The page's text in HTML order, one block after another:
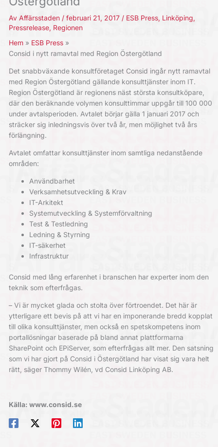
Av Affärsstaden / februari 21, 2017 / ESB Press, Linköping,
Pressrelease, Regionen
Hem
ESB Press
Consid i nytt ramavtal med Region Östergötland
Det snabbväxande konsultföretaget Consid ingår nytt ramavtal
med Region Östergötland gällande konsulttjänster inom IT.
Region Östergötland är regionens näst största konsultköpare,
där den beräknande volymen konsulttimmar uppgår till 100 000
under avtalsperioden. Avtalet börjar gälla 1 januari 2017 och
sträcker sig inledningsvis över två år, men möjlighet två års
förlängning.
Avtalet omfattar konsulttjänster inom samtliga nedanstående
områden:
Användbarhet
Verksamhetsutveckling & Krav
IT-Arkitekt
Systemutveckling & Systemförvaltning
Test & Testledning
Ledning & Styrning
IT-säkerhet
Infrastruktur
Consid med lång erfarenhet i branschen har experter inom den
teknik som efterfrågas.
– Vi är mycket glada och stolta över förtroendet. Det här är
ytterligare ett bevis på att vi har en imponerande bredd kopplat
till olika konsulttjänster, men också en spetskompetens inom
portallösningar baserade på bland annat plattformarna
SharePoint och EPiServer, som efterfrågas allt mer. Den satsning
som vi har gjort på Consid i Östergötland har visat sig vara helt
rätt, säger Thommy Wilén, vd Consid Linköping AB.
Källa: www.consid.se